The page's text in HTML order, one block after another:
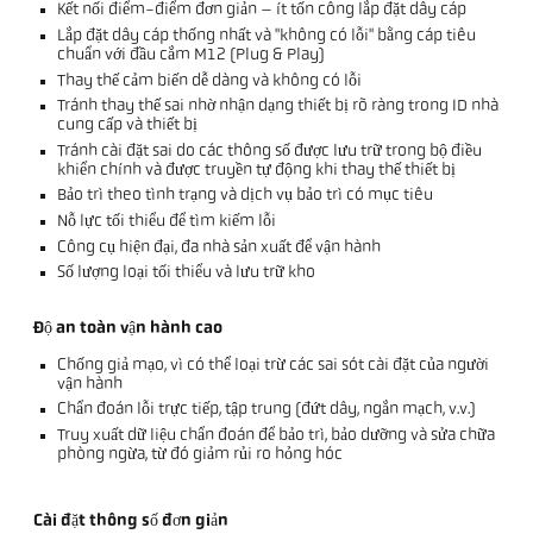
Kết nối điểm-điểm đơn giản – ít tốn công lắp đặt dây cáp
Lắp đặt dây cáp thống nhất và "không có lỗi" bằng cáp tiêu
chuẩn với đầu cắm M12 (Plug & Play)
Thay thế cảm biến dễ dàng và không có lỗi
Tránh thay thế sai nhờ nhận dạng thiết bị rõ ràng trong ID nhà
cung cấp và thiết bị
Tránh cài đặt sai do các thông số được lưu trữ trong bộ điều
khiển chính và được truyền tự động khi thay thế thiết bị
Bảo trì theo tình trạng và dịch vụ bảo trì có mục tiêu
Nỗ lực tối thiểu để tìm kiếm lỗi
Công cụ hiện đại, đa nhà sản xuất để vận hành
Số lượng loại tối thiểu và lưu trữ kho
Độ an toàn vận hành cao
Chống giả mạo, vì có thể loại trừ các sai sót cài đặt của người
vận hành
Chẩn đoán lỗi trực tiếp, tập trung (đứt dây, ngắn mạch, v.v.)
Truy xuất dữ liệu chẩn đoán để bảo trì, bảo dưỡng và sửa chữa
phòng ngừa, từ đó giảm rủi ro hỏng hóc
Cài đặt thông số đơn giản